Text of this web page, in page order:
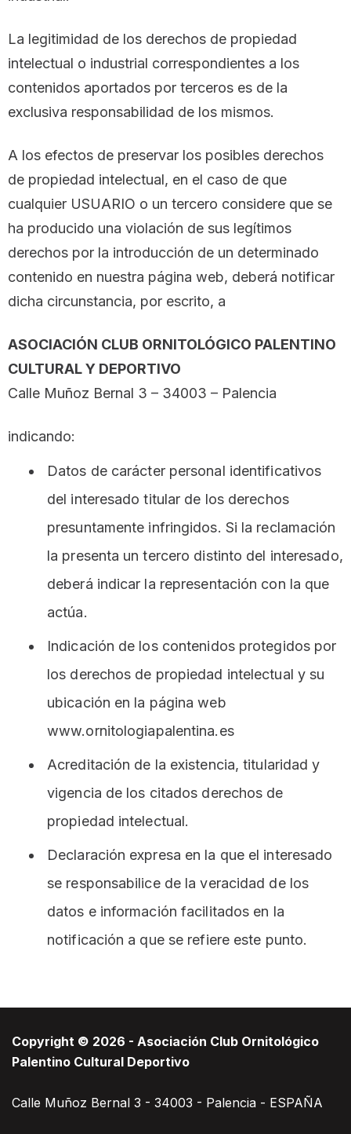
La legitimidad de los derechos de propiedad
intelectual o industrial correspondientes a los
contenidos aportados por terceros es de la
exclusiva responsabilidad de los mismos.
A los efectos de preservar los posibles derechos
de propiedad intelectual, en el caso de que
cualquier USUARIO o un tercero considere que se
ha producido una violación de sus legítimos
derechos por la introducción de un determinado
contenido en nuestra página web, deberá notificar
dicha circunstancia, por escrito, a
ASOCIACIÓN CLUB ORNITOLÓGICO PALENTINO
CULTURAL Y DEPORTIVO
Calle Muñoz Bernal 3 – 34003 – Palencia
indicando:
Datos de carácter personal identificativos
del interesado titular de los derechos
presuntamente infringidos. Si la reclamación
la presenta un tercero distinto del interesado,
deberá indicar la representación con la que
actúa.
Indicación de los contenidos protegidos por
los derechos de propiedad intelectual y su
ubicación en la página web
www.ornitologiapalentina.es
Acreditación de la existencia, titularidad y
vigencia de los citados derechos de
propiedad intelectual.
Declaración expresa en la que el interesado
se responsabilice de la veracidad de los
datos e información facilitados en la
notificación a que se refiere este punto.
Copyright © 2026 - Asociación Club Ornitológico
Palentino Cultural Deportivo
Calle Muñoz Bernal 3 - 34003 - Palencia - ESPAÑA